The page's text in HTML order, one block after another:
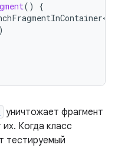
()
{
уничтожает фрагмент
Когда класс
тестируемый